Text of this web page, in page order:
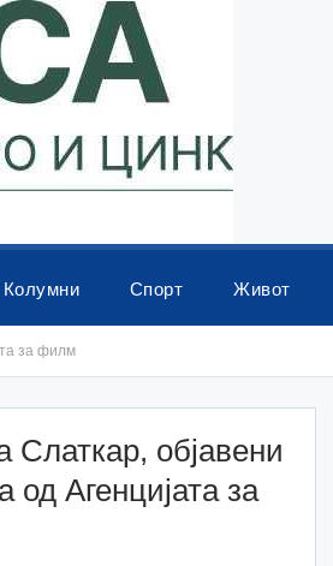
Колумни Спорт Живот
за филм
објавени
Агенцијата за